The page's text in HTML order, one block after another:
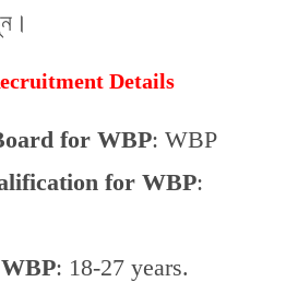
Details
for WBP: WBP
for WBP:
: 18-27 years.